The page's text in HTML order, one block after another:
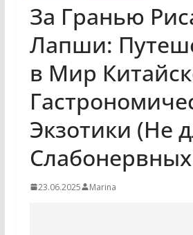
За Гранью
Лапши:
в Мир
Экзотики (Не
23.06.2025 Marina